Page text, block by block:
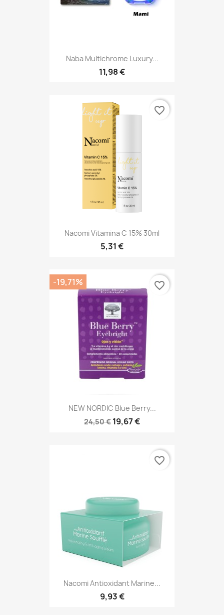
Naba Multichrome Luxury...
11,98 €
Nacomi Vitamina C 15% 30ml
5,31 €
favorite_border
NEW NORDIC Blue Berry...
24,50 € 19,67 €
-19,71% favorite_border
Nacomi Antioxidant Marine...
9,93 €
favorite_border